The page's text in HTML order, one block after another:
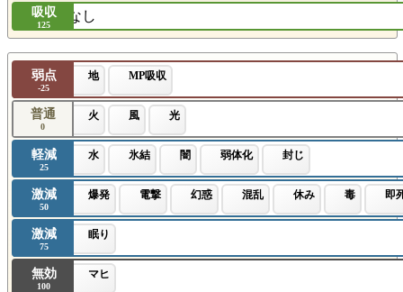
吸収
125
なし
弱点
-25
地 MP吸収
普通
0
火 風 光
軽減
25
水 氷結 闇 弱体化 封じ
激減
50
爆発 電撃 幻惑 混乱 休み 毒 即
激減
75
眠り
無効
100
マヒ